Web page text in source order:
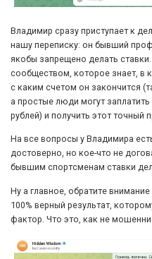
Владимир сразу приступает к
нашу переписку: он бывший
якобы запрещено делать
сообществом, которое знает, в
с каким счетом он закончится
а простые люди могут
рублей) и получить этот точный
На все вопросы у Владимира
достоверно, но кое-что не
бывшим спортсменам ставки
Ну а главное, обратите
100% верный результат,
фактор. Что это, как не